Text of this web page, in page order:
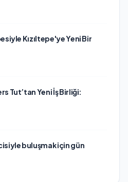
Kızıltepe'ye Yeni Bir
Tut’tan Yeni İş Birliği:
buluşmak için gün